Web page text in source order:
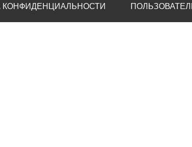
КОНФИДЕНЦИАЛЬНОСТИ